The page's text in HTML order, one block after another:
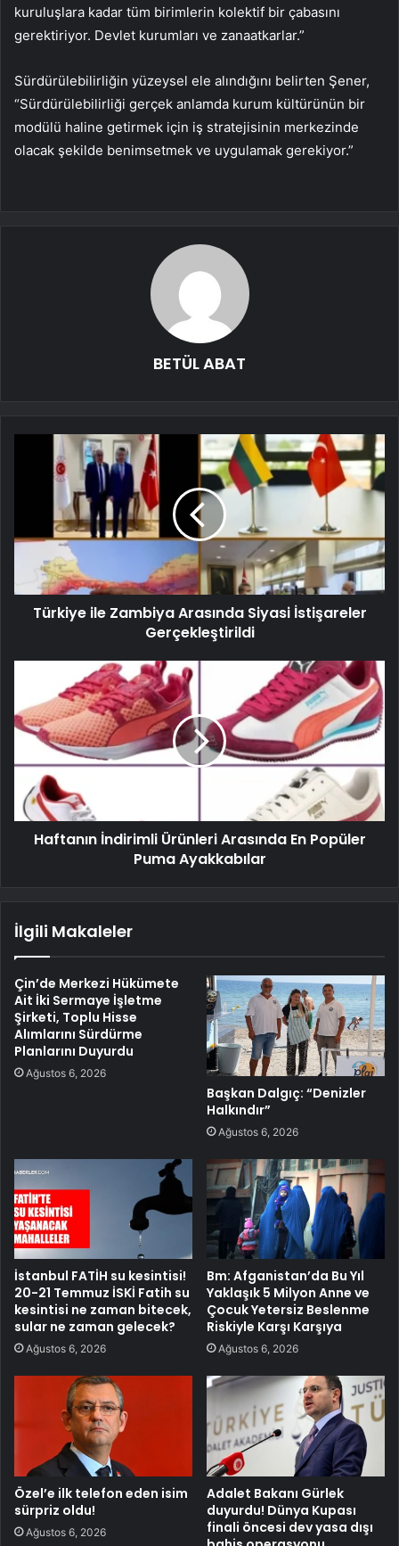
kuruluşlara kadar tüm birimlerin kolektif bir çabasını
gerektiriyor. Devlet kurumları ve zanaatkarlar.”
Sürdürülebilirliğin yüzeysel ele alındığını belirten Şener,
“Sürdürülebilirliği gerçek anlamda kurum kültürünün bir
modülü haline getirmek için iş stratejisinin merkezinde
olacak şekilde benimsetmek ve uygulamak gerekiyor.”
BETÜL ABAT
Türkiye ile Zambiya Arasında Siyasi İstişareler
Gerçekleştirildi
Haftanın İndirimli Ürünleri Arasında En Popüler
Puma Ayakkabılar
İlgili Makaleler
Çin’de Merkezi Hükümete
Ait İki Sermaye İşletme
Şirketi, Toplu Hisse
Alımlarını Sürdürme
Planlarını Duyurdu
Ağustos 6, 2026
Başkan Dalgıç: “Denizler
Halkındır”
Ağustos 6, 2026
İstanbul FATİH su kesintisi!
20-21 Temmuz İSKİ Fatih su
kesintisi ne zaman bitecek,
sular ne zaman gelecek?
Ağustos 6, 2026
Bm: Afganistan’da Bu Yıl
Yaklaşık 5 Milyon Anne ve
Çocuk Yetersiz Beslenme
Riskiyle Karşı Karşıya
Ağustos 6, 2026
Özel’e ilk telefon eden isim
sürpriz oldu!
Ağustos 6, 2026
Adalet Bakanı Gürlek
duyurdu! Dünya Kupası
finali öncesi dev yasa dışı